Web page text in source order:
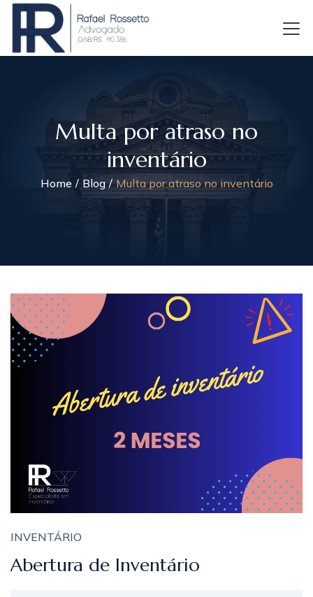
Multa por atraso no
inventário
Home Blog Multa por atraso no inventário
INVENTÁRIO
Abertura de Inventário